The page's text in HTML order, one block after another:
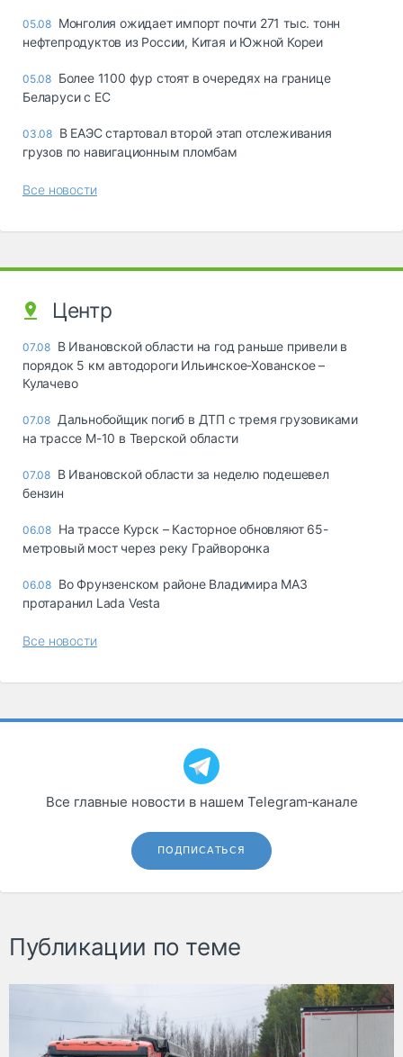
05.08 Монголия ожидает импорт почти 271 тыс. тонн
нефтепродуктов из России, Китая и Южной Кореи
05.08 Более 1100 фур стоят в очередях на границе
Беларуси с ЕС
03.08 В ЕАЭС стартовал второй этап отслеживания
грузов по навигационным пломбам
Все новости
Центр
07.08 В Ивановской области на год раньше привели в
порядок 5 км автодороги Ильинское-Хованское –
Кулачево
07.08 Дальнобойщик погиб в ДТП с тремя грузовиками
на трассе М-10 в Тверской области
07.08 В Ивановской области за неделю подешевел
бензин
06.08 На трассе Курск – Касторное обновляют 65-
метровый мост через реку Грайворонка
06.08 Во Фрунзенском районе Владимира МАЗ
протаранил Lada Vesta
Все новости
Все главные новости в нашем Telegram‑канале
ПОДПИСАТЬСЯ
Публикации по теме